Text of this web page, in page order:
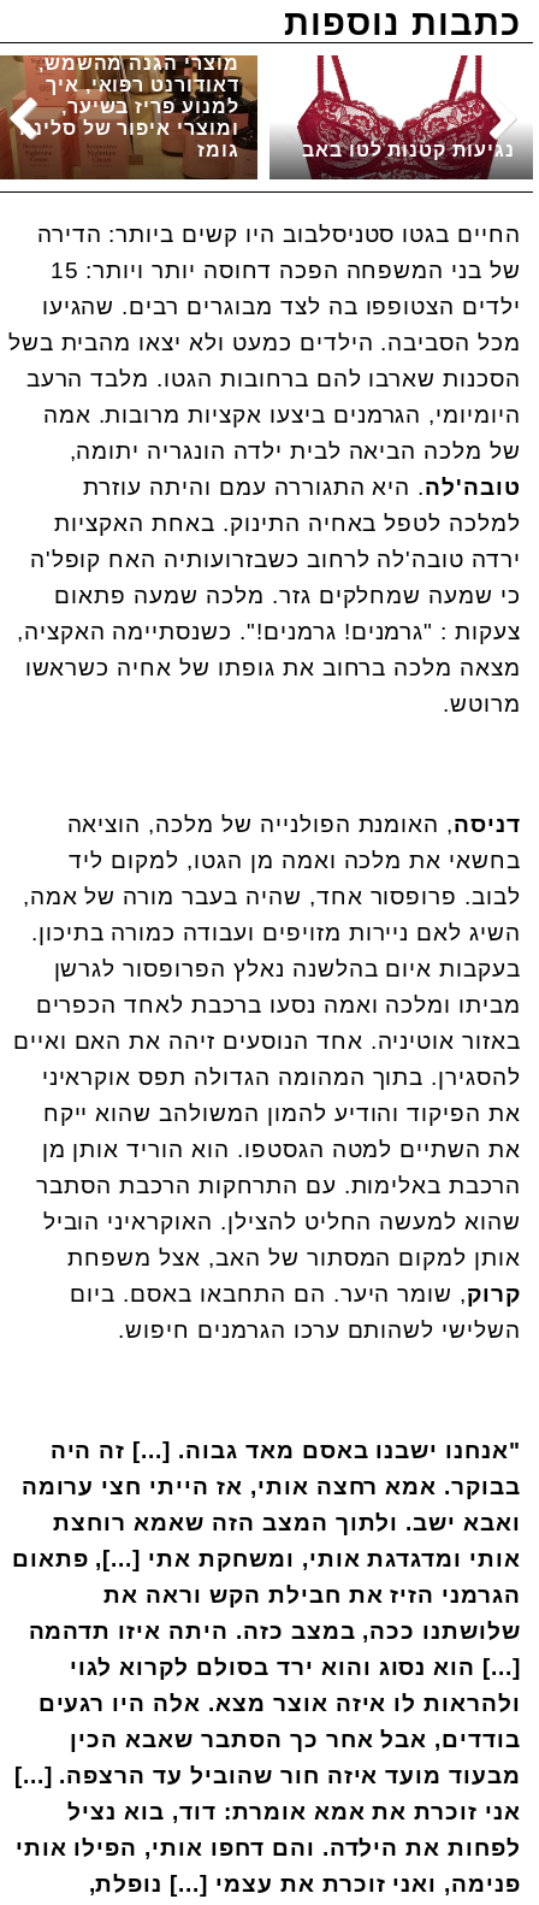
כתבות נוספות
מוצרי הגנה מהשמש,
דאודורנט רפואי, איך
למנוע פריז בשיער,
ומוצרי איפור של סלינה
גומז
נגיעות קטנות לטו באב
החיים בגטו סטניסלבוב היו קשים ביותר: הדירה
של בני המשפחה הפכה דחוסה יותר ויותר: 15
ילדים הצטופפו בה לצד מבוגרים רבים. שהגיעו
מכל הסביבה. הילדים כמעט ולא יצאו מהבית בשל
הסכנות שארבו להם ברחובות הגטו. מלבד הרעב
היומיומי, הגרמנים ביצעו אקציות מרובות. אמה
של מלכה הביאה לבית ילדה הונגריה יתומה,
טובה'לה. היא התגוררה עמם והיתה עוזרת
למלכה לטפל באחיה התינוק. באחת האקציות
ירדה טובה'לה לרחוב כשבזרועותיה האח קופל'ה
כי שמעה שמחלקים גזר. מלכה שמעה פתאום
צעקות : "גרמנים! גרמנים!". כשנסתיימה האקציה,
מצאה מלכה ברחוב את גופתו של אחיה כשראשו
מרוטש.
דניסה, האומנת הפולנייה של מלכה, הוציאה
בחשאי את מלכה ואמה מן הגטו, למקום ליד
לבוב. פרופסור אחד, שהיה בעבר מורה של אמה,
השיג לאם ניירות מזויפים ועבודה כמורה בתיכון.
בעקבות איום בהלשנה נאלץ הפרופסור לגרשן
מביתו ומלכה ואמה נסעו ברכבת לאחד הכפרים
באזור אוטיניה. אחד הנוסעים זיהה את האם ואיים
להסגירן. בתוך המהומה הגדולה תפס אוקראיני
את הפיקוד והודיע להמון המשולהב שהוא ייקח
את השתיים למטה הגסטפו. הוא הוריד אותן מן
הרכבת באלימות. עם התרחקות הרכבת הסתבר
שהוא למעשה החליט להצילן. האוקראיני הוביל
אותן למקום המסתור של האב, אצל משפחת
קרוק, שומר היער. הם התחבאו באסם. ביום
השלישי לשהותם ערכו הגרמנים חיפוש.
"אנחנו ישבנו באסם מאד גבוה. [...] זה היה
בבוקר. אמא רחצה אותי, אז הייתי חצי ערומה
ואבא ישב. ולתוך המצב הזה שאמא רוחצת
אותי ומדגדגת אותי, ומשחקת אתי [...], פתאום
הגרמני הזיז את חבילת הקש וראה את
שלושתנו ככה, במצב כזה. היתה איזו תדהמה
[...] הוא נסוג והוא ירד בסולם לקרוא לגוי
ולהראות לו איזה אוצר מצא. אלה היו רגעים
בודדים, אבל אחר כך הסתבר שאבא הכין
מבעוד מועד איזה חור שהוביל עד הרצפה. [...]
אני זוכרת את אמא אומרת: דוד, בוא נציל
לפחות את הילדה. והם דחפו אותי, הפילו אותי
פנימה, ואני זוכרת את עצמי [...] נופלת,